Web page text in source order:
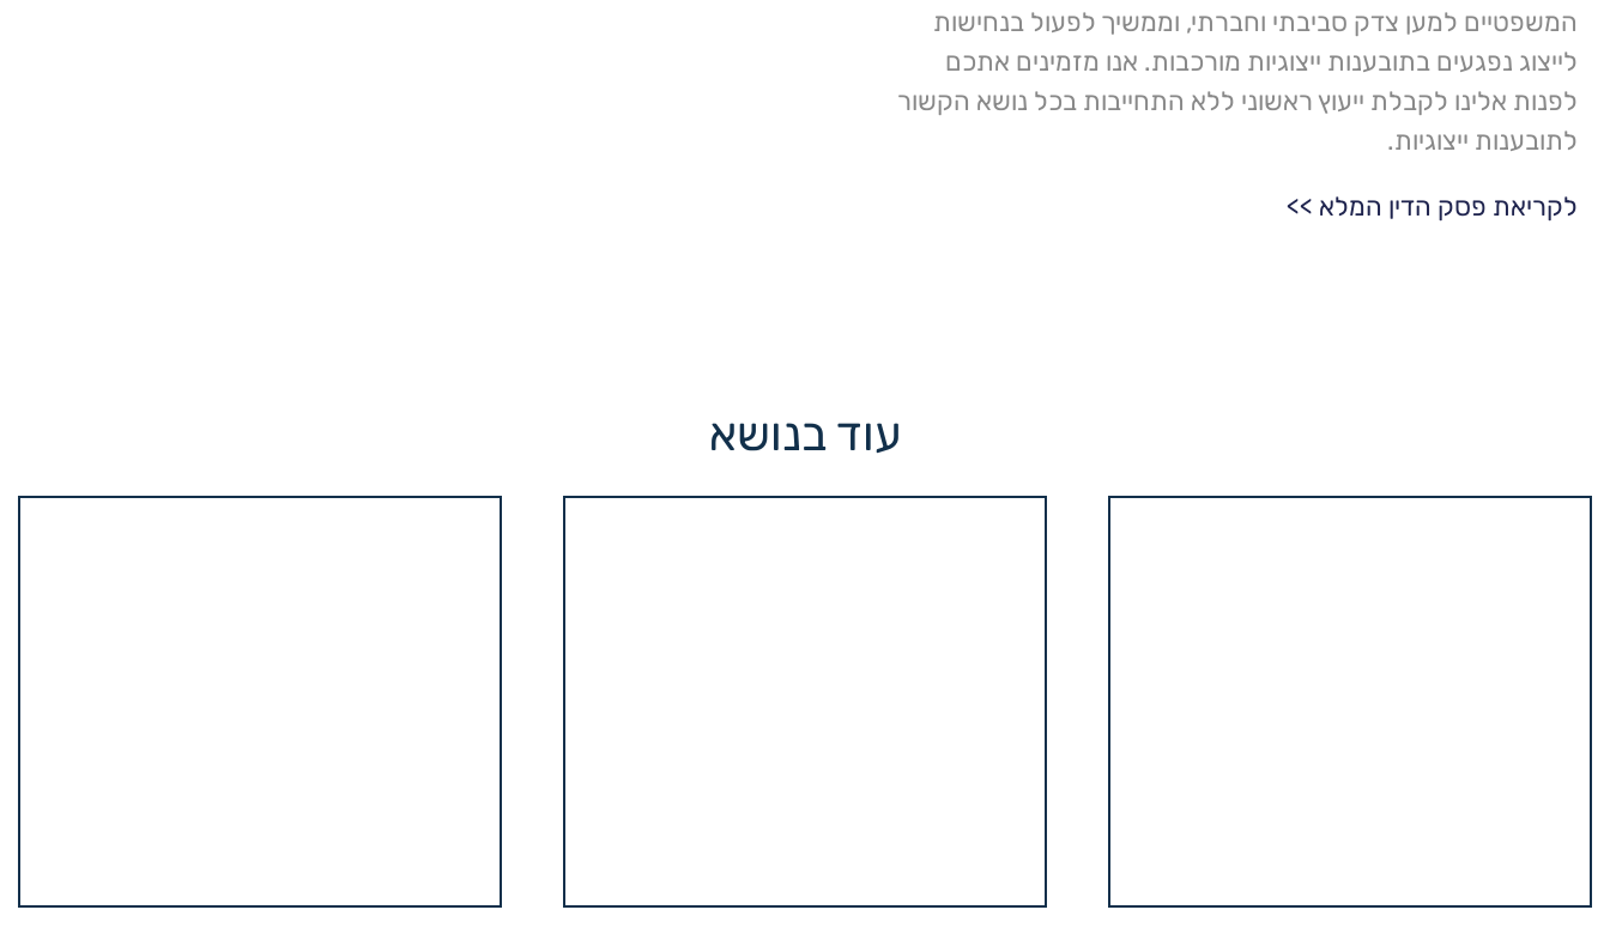
המשפטיים למען צדק סביבתי וחברתי, וממשיך לפעול בנחישות
לייצוג נפגעים בתובענות ייצוגיות מורכבות. אנו מזמינים אתכם
לפנות אלינו לקבלת ייעוץ ראשוני ללא התחייבות בכל נושא הקשור
לתובענות ייצוגיות.
לקריאת פסק הדין המלא >>
עוד בנושא